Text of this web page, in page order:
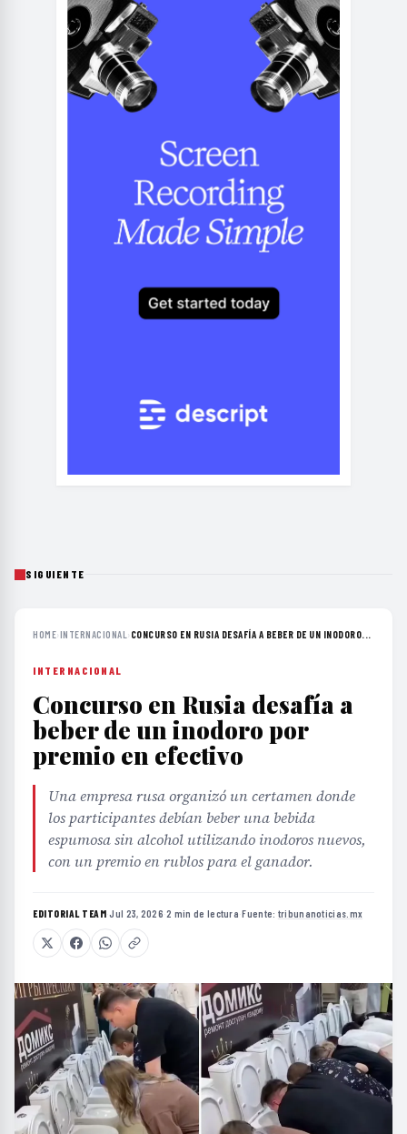
SIGUIENTE
HOME›INTERNACIONAL › CONCURSO EN RUSIA DESAFÍA A BEBER DE UN INODORO...
INTERNACIONAL
Concurso en Rusia desafía a
beber de un inodoro por
premio en efectivo
Una empresa rusa organizó un certamen donde
los participantes debían beber una bebida
espumosa sin alcohol utilizando inodoros nuevos,
con un premio en rublos para el ganador.
EDITORIAL TEAM·Jul 23, 2026·2 min de lectura·Fuente: tribunanoticias.mx